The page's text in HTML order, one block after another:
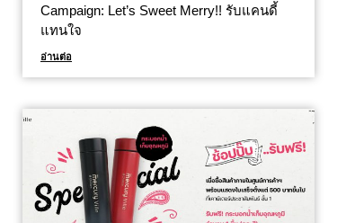
Campaign: Let’s Sweet Merry!! รับแคนดี้
แทนใจ
อ่านต่อ